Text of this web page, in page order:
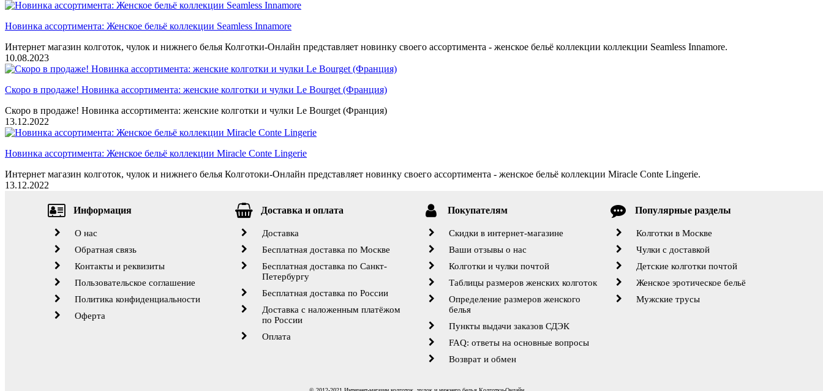
Новинка ассортимента: Женское бельё коллекции Seamless Innamore
Интернет магазин колготок, чулок и нижнего белья Колготки-Онлайн представляет новинку своего ассортимента - женское бельё коллекции коллекции Seamless Innamore.
10.08.2023
Скоро в продаже! Новинка ассортимента: женские колготки и чулки Le Bourget (Франция)
Скоро в продаже! Новинка ассортимента: женские колготки и чулки Le Bourget (Франция)
13.12.2022
Новинка ассортимента: Женское бельё коллекции Miracle Conte Lingerie
Интернет магазин колготок, чулок и нижнего белья Колготоки-Онлайн представляет новинку своего ассортимента - женское бельё коллекции Miracle Conte Lingerie.
13.12.2022
Информация
О нас
Обратная связь
Контакты и реквизиты
Пользовательское соглашение
Политика конфиденциальности
Оферта
Доставка и оплата
Доставка
Бесплатная доставка по Москве
Бесплатная доставка по Санкт-
Петербургу
Бесплатная доставка по России
Доставка с наложенным платёжом
по России
Оплата
Покупателям
Скидки в интернет-магазине
Ваши отзывы о нас
Колготки и чулки почтой
Таблицы размеров женских колготок
Определение размеров женского
белья
Пункты выдачи заказов СДЭК
FAQ: ответы на основные вопросы
Возврат и обмен
Популярные разделы
Колготки в Москве
Чулки с доставкой
Детские колготки почтой
Женское эротическое бельё
Мужские трусы